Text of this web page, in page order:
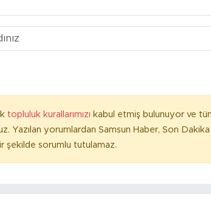
topluluk kurallarımızı kabul etmiş bulunuyor ve
Yazılan yorumlardan Samsun Haber, Son
şekilde sorumlu tutulamaz.